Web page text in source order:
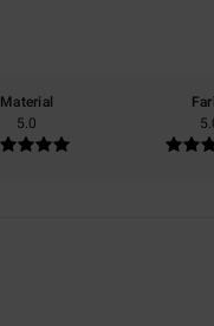
Material
5.0